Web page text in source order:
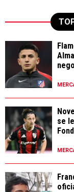
se